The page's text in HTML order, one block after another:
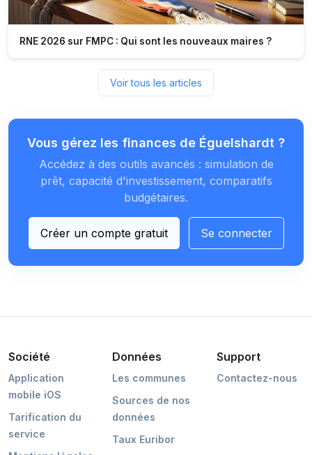
RNE 2026 sur FMPC : Qui sont les nouveaux maires ?
Voir tous les articles
Vous gérez les finances de Éguelshardt ?
Accédez à des outils avancés : simulation de
prêt, capacité d'investissement, comparatifs
budgétaires.
Créer un compte gratuit Se connecter
Société
Application
mobile iOS
Tarification du
service
Données
Les communes
Sources de nos
données
Taux Euribor
Support
Contactez-nous